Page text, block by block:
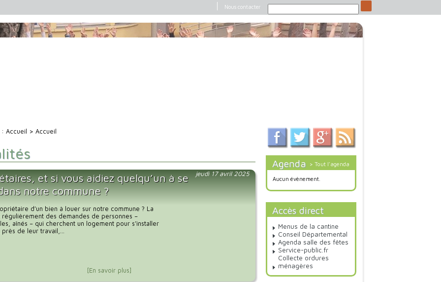
Nous contacter
:Accueil > Accueil
jeudi 17 avril 2025
et si vous aidiez quelqu’un à se
notre commune ?
d’un bien à louer sur notre commune ? La
des demandes de personnes –
aînés – qui cherchent un logement pour s’installer
de leur travail,...
[En savoir plus]
Agenda > Tout l'agenda
Aucun évènement.
Accès direct
Menus de la cantine
Conseil Départemental
Agenda salle des fêtes
Service-public.fr
Collecte ordures
ménagères